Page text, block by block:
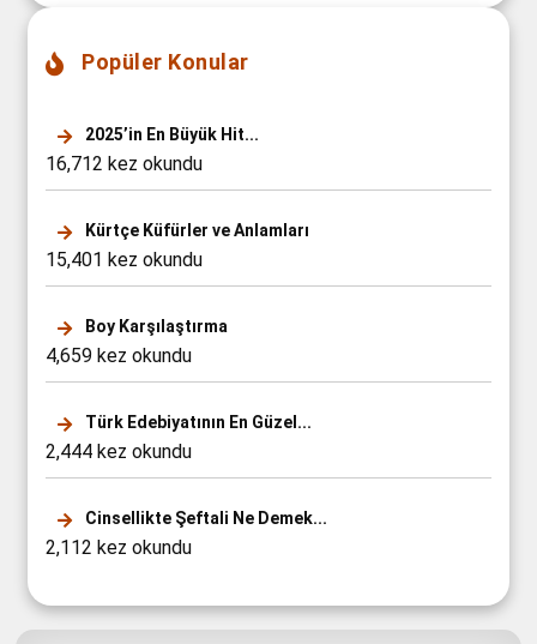
Popüler Konular
2025’in En Büyük Hit...
16,712 kez okundu
Kürtçe Küfürler ve Anlamları
15,401 kez okundu
Boy Karşılaştırma
4,659 kez okundu
Türk Edebiyatının En Güzel...
2,444 kez okundu
Cinsellikte Şeftali Ne Demek...
2,112 kez okundu